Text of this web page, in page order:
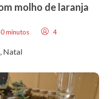
molho de laranja
minutos 4
Natal